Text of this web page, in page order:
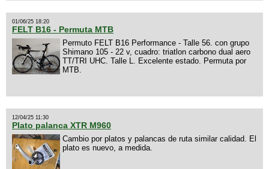
01/06/25 18:20
FELT B16 - Permuta MTB
Permuto FELT B16 Performance - Talle 56. con grupo
Shimano 105 - 22 v, cuadro: triatlon carbono dual aero
TT/TRI UHC. Talle L. Excelente estado. Permuta por
MTB.
12/04/25 11:30
Plato palanca XTR M960
Cambio por platos y palancas de ruta similar calidad. El
plato es nuevo, a medida.